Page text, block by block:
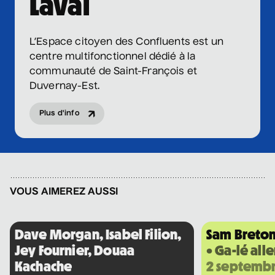
Promotions
Josiane Aubuchon
9 septembre 2026
Rodage
• Demande spéciale
L’Espace citoyen des Confluents est un
centre multifonctionnel dédié à la
communauté de Saint-François et
Duvernay-Est.
Plus d'info
VOUS AIMEREZ AUSSI
Dave Morgan, Isabel Filion,
Jey Fournier, Douaa
Kachache
Sam
• Ga-lé
2